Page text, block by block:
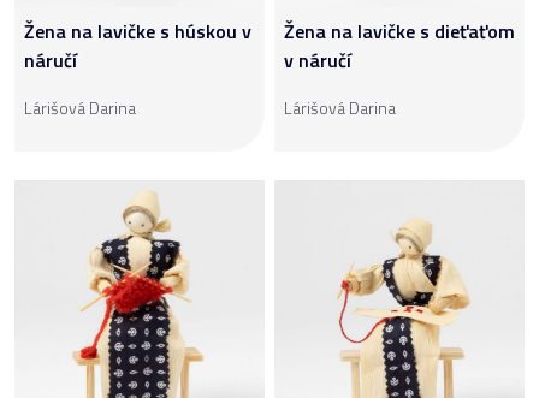
Žena na lavičke s húskou v
náručí
Lárišová Darina
Žena na lavičke s dieťaťom
v náručí
Lárišová Darina